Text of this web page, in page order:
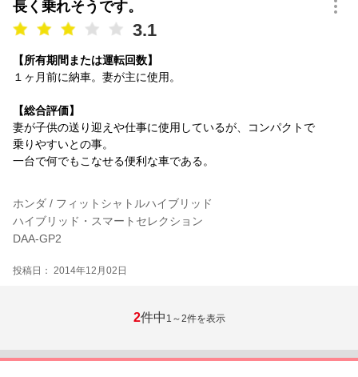
長く乗れそうです。
3.1
【所有期間または運転回数】
１ヶ月前に納車。妻が主に使用。
【総合評価】
妻が子供の送り迎えや仕事に使用しているが、コンパクトで
乗りやすいとの事。
一台で何でもこなせる便利な車である。
ホンダ / フィットシャトルハイブリッド
ハイブリッド・スマートセレクション
DAA-GP2
投稿日： 2014年12月02日
2件中 1～2件を表示